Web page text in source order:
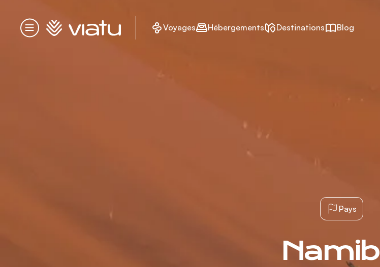
Menu
Accueil Voyages Hébergements Destinations Blog
Pays